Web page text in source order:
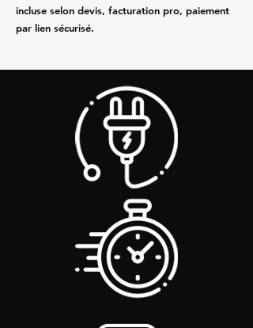
incluse selon devis, facturation pro, paiement
par lien sécurisé.